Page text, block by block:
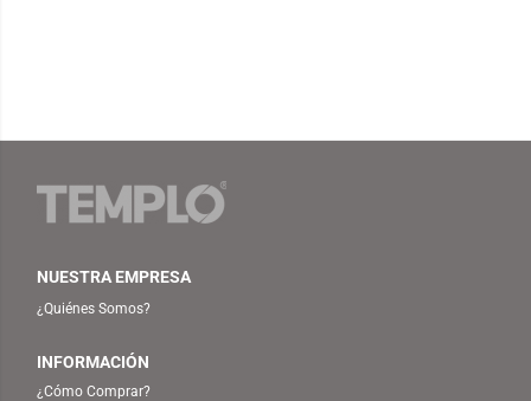
NUESTRA EMPRESA
¿Quiénes Somos?
INFORMACIÓN
¿Cómo Comprar?